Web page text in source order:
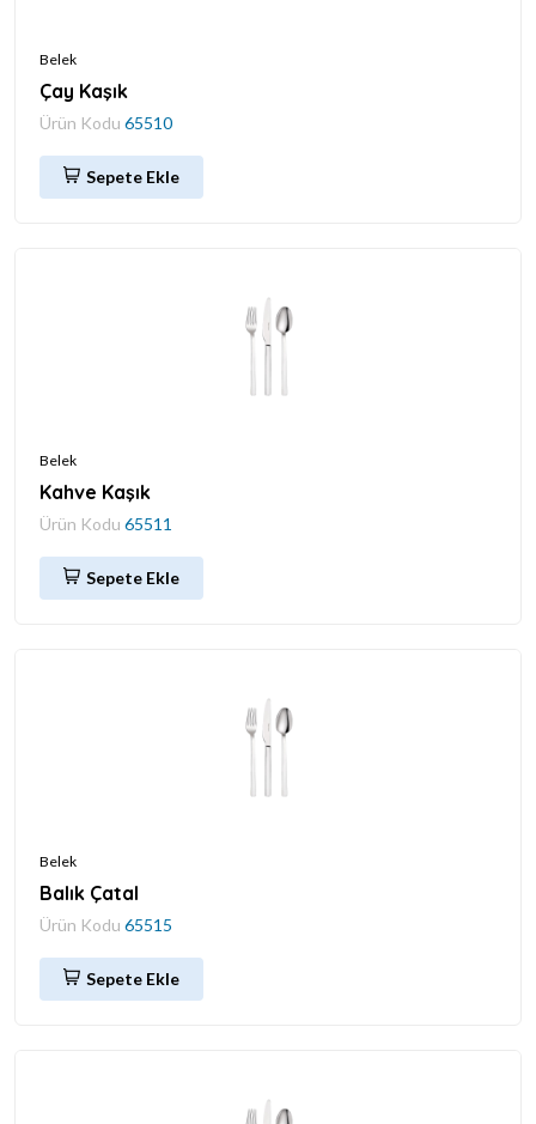
Belek
Çay Kaşık
Ürün Kodu 65510
Sepete Ekle
Belek
Kahve Kaşık
Ürün Kodu 65511
Sepete Ekle
Belek
Balık Çatal
Ürün Kodu 65515
Sepete Ekle